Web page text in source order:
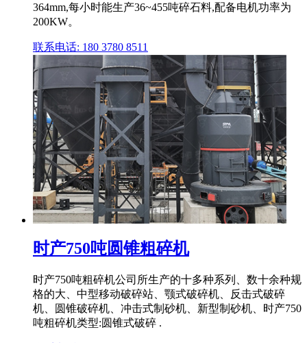
364mm,每小时能生产36~455吨碎石料,配备电机功率为
200KW。
联系电话: 180 3780 8511
时产750吨圆锥粗碎机
时产750吨粗碎机公司所生产的十多种系列、数十余种规
格的大、中型移动破碎站、颚式破碎机、反击式破碎
机、圆锥破碎机、冲击式制砂机、新型制砂机、时产750
吨粗碎机类型:圆锥式破碎 .